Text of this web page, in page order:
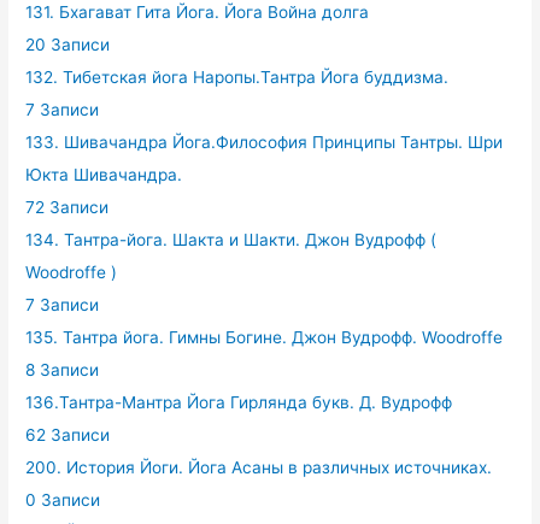
131. Бхагават Гита Йога. Йога Война долга
20 Записи
132. Тибетская йога Наропы.Тантра Йога буддизма.
7 Записи
133. Шивачандра Йога.Философия Принципы Тантры. Шри
Юкта Шивачандра.
72 Записи
134. Тантра-йога. Шакта и Шакти. Джон Вудрофф (
Woodroffe )
7 Записи
135. Тантра йога. Гимны Богине. Джон Вудрофф. Woodroffe
8 Записи
136.Тантра-Мантра Йога Гирлянда букв. Д. Вудрофф
62 Записи
200. История Йоги. Йога Асаны в различных источниках.
0 Записи